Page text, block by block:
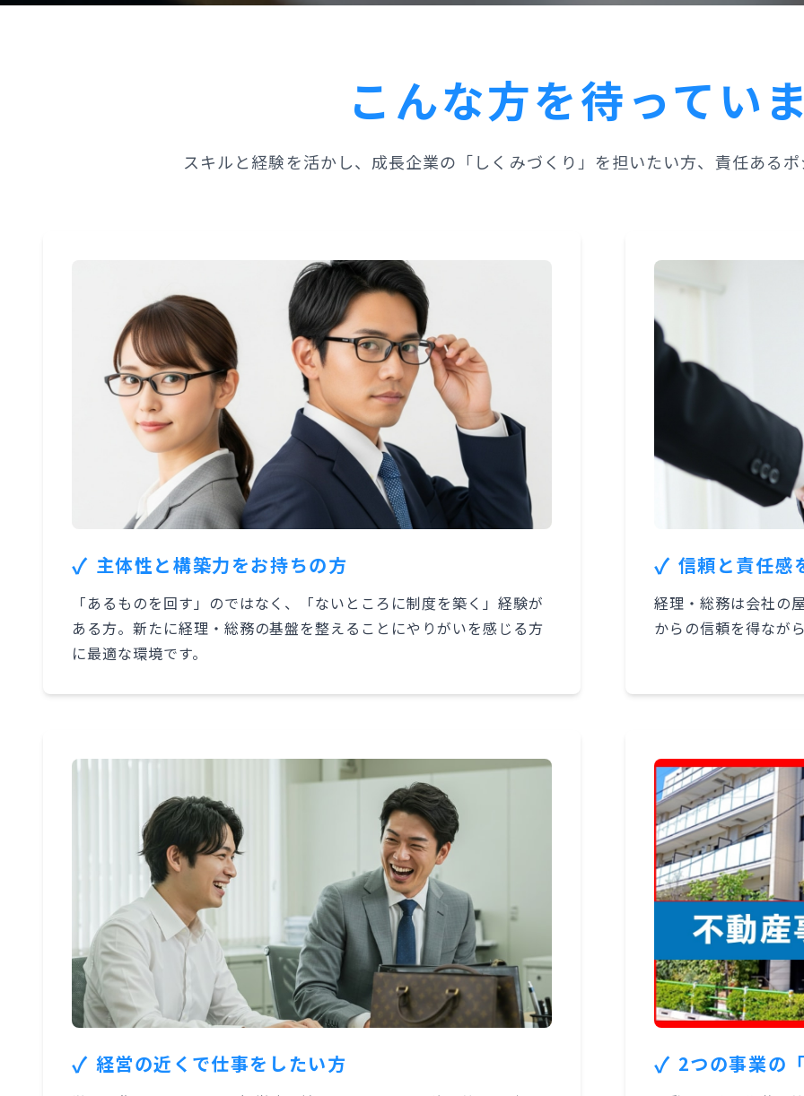
こんな方を待ってい
スキルと経験を活かし、成長企業の「しくみづくり」を担いたい方、責任ある
✓ 主体性と構築力をお持ちの方
「あるものを回す」のではなく、「ないところに制度を築く」経験が
ある方。新たに経理・総務の基盤を整えることにやりがいを感じる方
に最適な環境です。
✓ 信頼と責任感
経理・総務は会社の
からの信頼を得なが
✓ 経営の近くで仕事をしたい方 ✓ 2つの事業の